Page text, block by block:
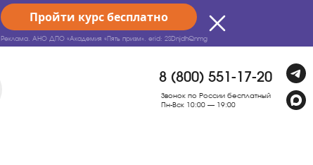
Пройти курс бесплатно
Реклама. АНО ДПО «Академия «Пять призм». erid: 2SDnjdhQnmg
8 (800) 551-17-20
Звонок по России бесплатный
Пн-Вск 10:00 — 19:00